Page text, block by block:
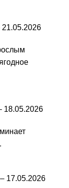
21.05.2026
18.05.2026
– 17.05.2026